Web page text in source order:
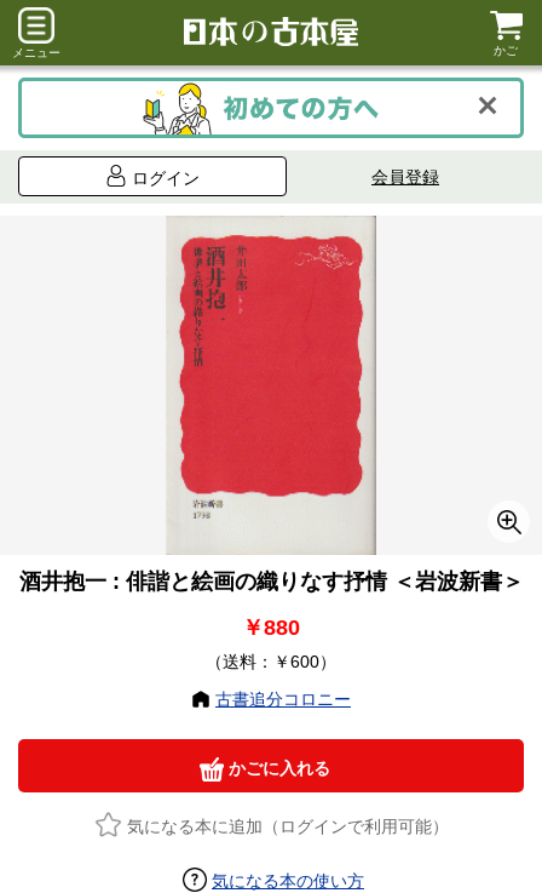
メニュー かご
ログイン 会員登録
酒井抱一 : 俳諧と絵画の織りなす抒情 ＜岩波新書＞
￥880
（送料：￥600）
古書追分コロニー
かごに入れる
気になる本に追加（ログインで利用可能）
気になる本の使い方